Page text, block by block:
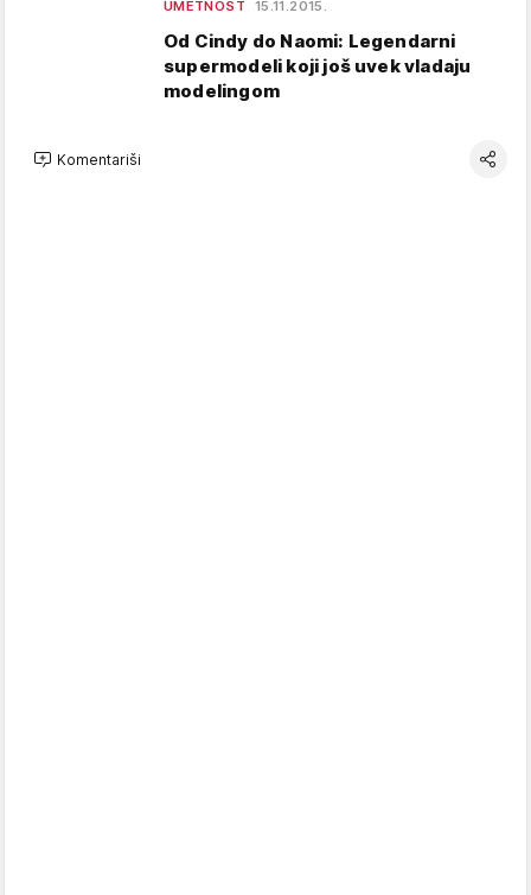
UMETNOST 15.11.2015.
Od Cindy do Naomi: Legendarni
supermodeli koji još uvek vladaju
modelingom
Komentariši